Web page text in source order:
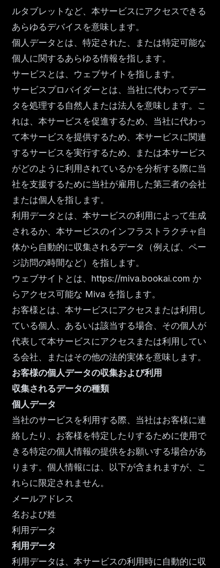
ルタブレットなど、本サービスにアクセスできる
あらゆるデバイスを意味します。
個人データとは、特定された、または特定可能な
個人に関するあらゆる情報を指します。
サービスとは、ウェブサイトを指します。
サービスプロバイダーとは、当社に代わってデー
タを処理する自然人または法人を意味します。こ
れは、本サービスを促進するため、当社に代わっ
て本サービスを提供するため、本サービスに関連
するサービスを実行するため、または本サービス
がどのように利用されているかを分析する際に当
社を支援するために当社が雇用した第三者の会社
または個人を指します。
利用データとは、本サービスの利用によって生成
されるか、本サービスのインフラストラクチャ自
体から自動的に収集されるデータ（例えば、ペー
ジ訪問の時間など）を指します。
ウェブサイトとは、 https://miva.bookai.com か
らアクセス可能な Miva を指します。
お客様とは、本サービスにアクセスまたは利用し
ている個人、あるいは該当する場合、その個人が
代表して本サービスにアクセスまたは利用してい
る会社、またはその他の法的実体を意味します。
お客様の個人データの収集および利用
収集されるデータの種類
個人データ
当社のサービスを利用する際、当社はお客様に連
絡したり、お客様を特定したりするために使用で
きる特定の個人情報の提供をお願いする場合があ
ります。個人情報には、以下が含まれますが、こ
れらに限定されません。
メールアドレス
名および姓
利用データ
利用データ
利用データは、本サービスの利用時に自動的に収